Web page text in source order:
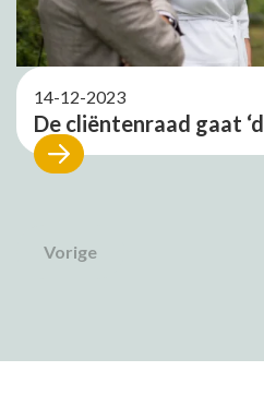
De cliëntenraad gaat
14-12-2023
Vorige